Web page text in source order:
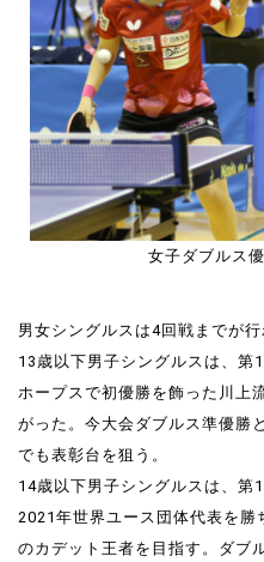
女子ダブルス
男女シングルスは4回戦までが
13歳以下男子シングルスは、第
ホープスで初優勝を飾った川上
がった。今大会ダブルス準優勝
でも表彰台を狙う。
14歳以下男子シングルスは、第
2021年世界ユース団体代表を勝
のカデット王者を目指す。ダブ